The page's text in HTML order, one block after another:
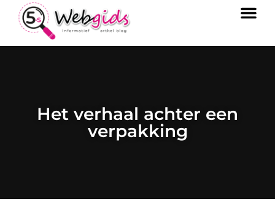
Het verhaal achter een
verpakking